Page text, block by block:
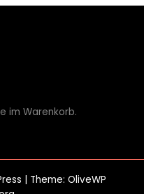
im Warenkorb.
| Theme: OliveWP